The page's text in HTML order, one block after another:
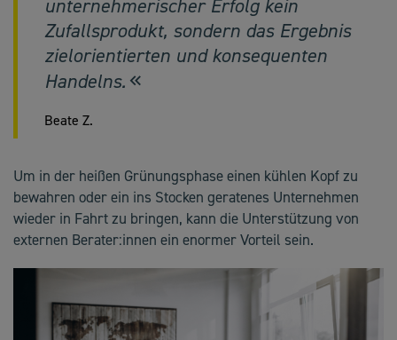
unternehmerischer Erfolg kein
Zufallsprodukt, sondern das Ergebnis
zielorientierten und konsequenten
Handelns.
Beate Z.
Um in der heißen Grünungsphase einen kühlen Kopf zu
bewahren oder ein ins Stocken geratenes Unternehmen
wieder in Fahrt zu bringen, kann die Unterstützung von
externen Berater:innen ein enormer Vorteil sein.